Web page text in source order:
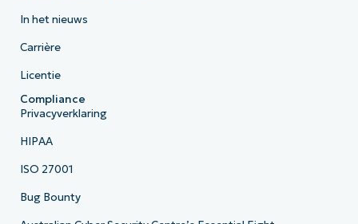
In het nieuws
Carrière
Licentie
Compliance
Privacyverklaring
HIPAA
ISO 27001
Bug Bounty